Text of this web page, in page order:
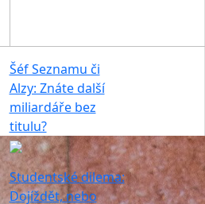
Šéf Seznamu či
Alzy: Znáte další
miliardáře bez
titulu?
Studentské dilema:
Dojíždět, nebo